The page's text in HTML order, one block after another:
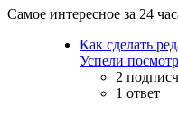
Самое интересное за 24
Как сделать
Успели
2
1 ответ